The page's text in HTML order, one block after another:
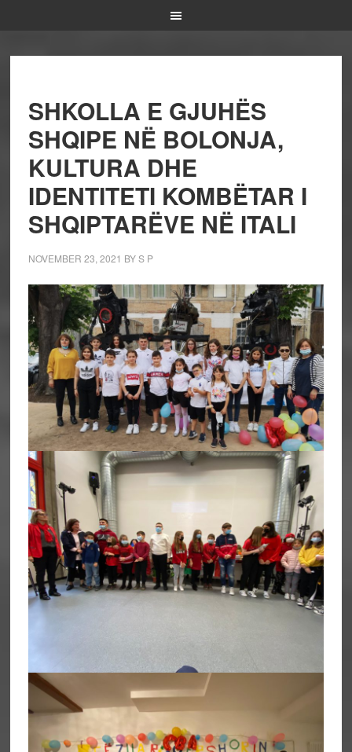
SHKOLLA E GJUHËS
SHQIPE NË BOLONJA,
KULTURA DHE
IDENTITETI KOMBËTAR I
SHQIPTARËVE NË ITALI
NOVEMBER 23, 2021 BYS P